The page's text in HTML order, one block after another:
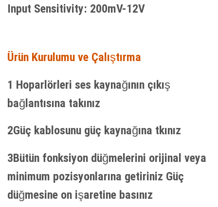
Input Sensitivity: 200mV-12V
Ürün Kurulumu ve Çalıştırma
1 Hoparlörleri ses kaynağının çıkış
bağlantısına takınız
2Güç kablosunu güç kaynağına tkınız
3Bütün fonksiyon düğmelerini orijinal veya
minimum pozisyonlarına getiriniz Güç
düğmesine on işaretine basınız